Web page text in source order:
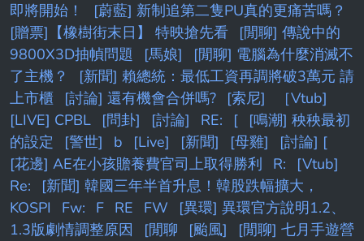
即將開始！
[蔚藍] 新制追第二隻PU真的更痛苦嗎？
[贈票]【橡樹街末日】 特映搶先看
[閒聊] 傳說中的
9800X3D抽幀問題
[馬娘]
[閒聊] 電腦為什麼消滅不
了主機？
[新聞] 賴總統：最低工資再調將破3萬元 請
上市櫃
[討論] 還有機會合併嗎? [索尼]
［Vtub]
[LIVE] CPBL
[問卦] [討論] RE: [
[鳴潮] 秧秧最初
的設定
[警世] b [Live] [新聞] [母雞]
[討論] [
[花邊] AE在小孩贍養費官司上取得勝利
R:
[Vtub]
Re:
[新聞] 韓國三年半首升息！韓股跌幅擴大，
KOSPI
Fw: F RE FW
[異環] 異環官方說明1.2、
1.3版劇情調整原因
[閒聊 [颱風]
[閒聊] 七月手遊營